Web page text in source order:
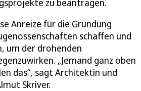
Anreize für die Gründung
schaffen und
um der drohenden
„Jemand ganz oben
das“, sagt Architektin und
Skriver.